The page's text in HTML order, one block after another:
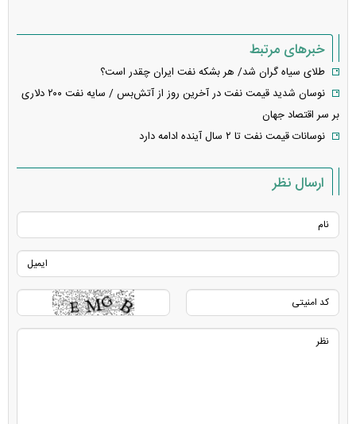
خبرهای مرتبط
طلای سیاه گران شد/ هر بشکه نفت ایران چقدر است؟
نوسان شدید قیمت نفت در آخرین روز از آتش‌بس / سایه نفت ۲۰۰ دلاری
بر سر اقتصاد جهان
نوسانات قیمت نفت تا ۲ سال آینده ادامه دارد
ارسال نظر